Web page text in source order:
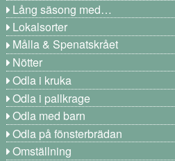
Lång säsong med…
Lokalsorter
Målla & Spenatskrået
Nötter
Odla i kruka
Odla i pallkrage
Odla med barn
Odla på fönsterbrädan
Omställning